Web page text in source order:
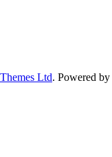
Ltd. Powered by